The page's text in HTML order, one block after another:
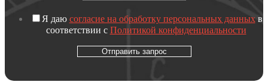
Я даю согласие на обработку персональных данныхв
соответствии с Политикой конфиденциальности
Отправить запрос